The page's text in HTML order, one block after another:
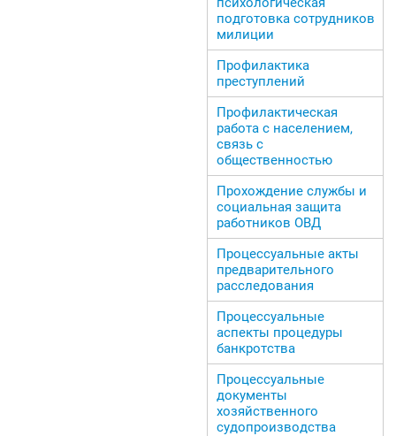
подготовка сотрудников
милиции
Профилактика
преступлений
Профилактическая
работа с населением,
связь с
общественностью
Прохождение службы и
социальная защита
работников ОВД
Процессуальные акты
предварительного
расследования
Процессуальные
аспекты процедуры
банкротства
Процессуальные
документы
хозяйственного
судопроизводства